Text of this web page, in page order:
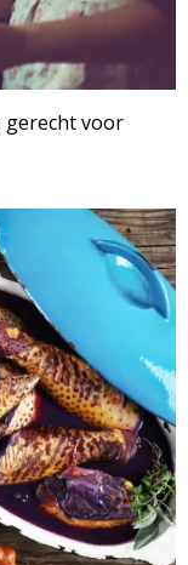
gerecht voor
ARTIKEL